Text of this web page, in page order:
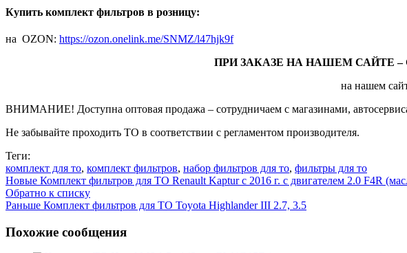
Купить комплект фильтров в розницу:
на OZON: https://ozon.onelink.me/SNMZ/l47hjk9f
ПРИ ЗАКАЗЕ НА НАШЕМ САЙТЕ –
на нашем
ВНИМАНИЕ! Доступна оптовая продажа – сотрудничаем с магазинами,
Не забывайте проходить ТО в соответствии с регламентом производителя.
Теги:
комплект для то, комплект фильтров, набор фильтров для то, фильтры для то
Новые Комплект фильтров для ТО Renault Kaptur с 2016 г. с двигателем 2.0 F4R
Обратно к списку
Раньше Комплект фильтров для ТО Toyota Highlander III 2.7, 3.5
Похожие сообщения